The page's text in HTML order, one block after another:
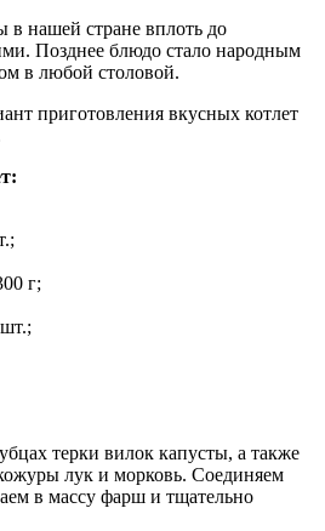
в нашей стране вплоть до
Позднее блюдо стало народным
в любой столовой.
приготовления вкусных котлет
г;
терки вилок капусты, а также
лук и морковь. Соединяем
в массу фарш и тщательно